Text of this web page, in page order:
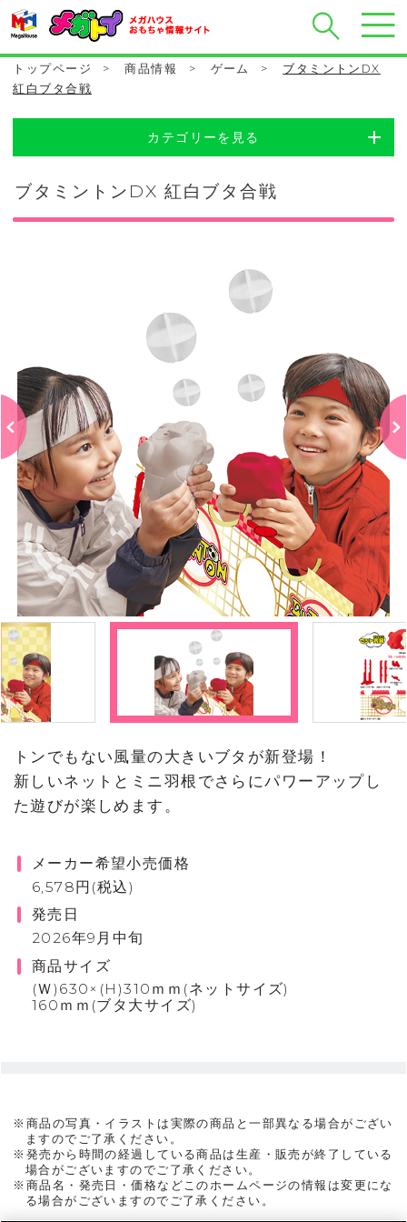
トップページ > 商品情報 > ゲーム >
ブタミントンDX
紅白ブタ合戦
カテゴリーを見る
ブタミントンDX 紅白ブタ合戦
トンでもない風量の大きいブタが新登場！
新しいネットとミニ羽根でさらにパワーアップし
た遊びが楽しめます。
メーカー希望小売価格
6,578円(税込)
発売日
2026年9月中旬
商品サイズ
(Ｗ)630×(H)310ｍｍ(ネットサイズ)
160ｍｍ(ブタ大サイズ)
※商品の写真・イラストは実際の商品と一部異なる場合がござい
ますのでご了承ください。
※発売から時間の経過している商品は生産・販売が終了している
場合がございますのでご了承ください。
※商品名・発売日・価格などこのホームページの情報は変更にな
る場合がございますのでご了承ください。